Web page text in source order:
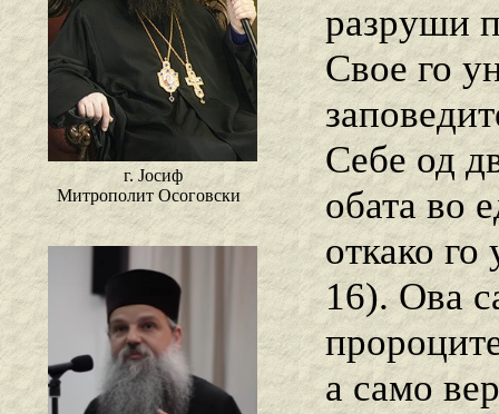
г. Јосиф
Митрополит Осоговски
разруши
Свое го
Себе од
обата во
откако
16). Ова
а само